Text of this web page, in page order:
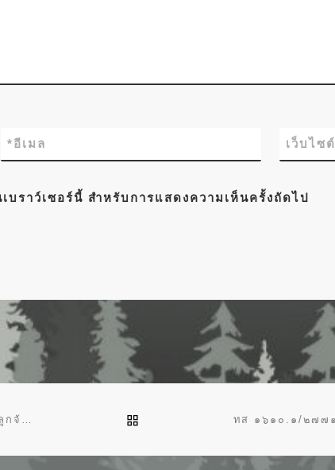
อีเมล
* เว็บไซต์
ราว์เซอร์นี้ สำหรับการแสดงความเห็นครั้งถัดไป
BACK TO POST LIST